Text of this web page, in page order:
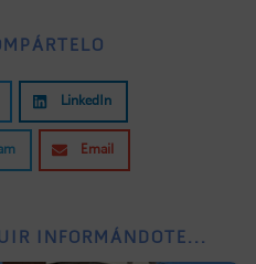
LinkedIn
Email
INFORMÁNDOTE...